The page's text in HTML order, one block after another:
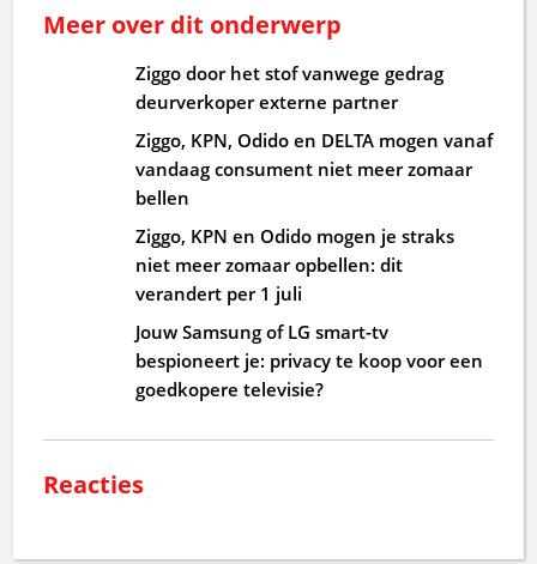
Meer over dit onderwerp
Ziggo door het stof vanwege gedrag
deurverkoper externe partner
Ziggo, KPN, Odido en DELTA mogen vanaf
vandaag consument niet meer zomaar
bellen
Ziggo, KPN en Odido mogen je straks
niet meer zomaar opbellen: dit
verandert per 1 juli
Jouw Samsung of LG smart-tv
bespioneert je: privacy te koop voor een
goedkopere televisie?
Reacties